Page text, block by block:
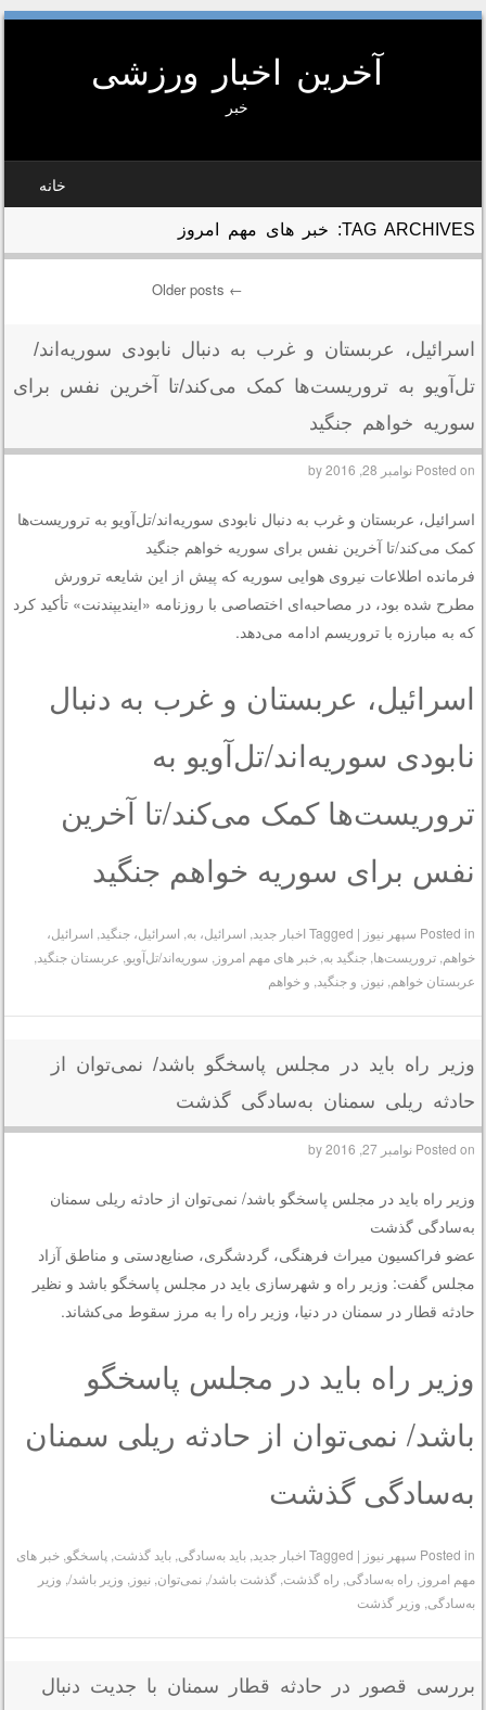
آخرین اخبار ورزشی
خبر
خانه
TAG ARCHIVES: خبر های مهم امروز
Post
←
Older posts
اسرائیل، عربستان و غرب به دنبال نابودی سوریه‌اند/
تل‌آویو به تروریست‌ها کمک می‌کند/تا آخرین نفس برای
سوریه خواهم جنگید
Posted onنوامبر 28, 2016 by
اسرائیل، عربستان و غرب به دنبال نابودی سوریه‌اند/تل‌آویو به تروریست‌ها
کمک می‌کند/تا آخرین نفس برای سوریه خواهم جنگید
فرمانده اطلاعات نیروی هوایی سوریه که پیش از این شایعه ترورش
مطرح شده بود، در مصاحبه‌ای اختصاصی با روزنامه «ایندیپندنت» تأکید کرد
که به مبارزه با تروریسم ادامه می‌دهد.
اسرائیل، عربستان و غرب به دنبال
نابودی سوریه‌اند/تل‌آویو به
تروریست‌ها کمک می‌کند/تا آخرین
نفس برای سوریه خواهم جنگید
Posted inسپهر نیوز |
Taggedاخبار جدید, اسرائیل، به, اسرائیل، جنگید, اسرائیل،
خواهم, تروریست‌ها, جنگید به, خبر های مهم امروز, سوریه‌اند/تل‌آویو, عربستان جنگید,
عربستان خواهم, نیوز, و جنگید, و خواهم
وزیر راه باید در مجلس پاسخگو باشد/ نمی‌توان از
حادثه ریلی سمنان به‌سادگی گذشت
Posted onنوامبر 27, 2016 by
وزیر راه باید در مجلس پاسخگو باشد/ نمی‌توان از حادثه ریلی سمنان
به‌سادگی گذشت
عضو فراکسیون میراث فرهنگی، گردشگری، صنایع‌دستی و مناطق آزاد
مجلس گفت: وزیر راه و شهرسازی باید در مجلس پاسخگو باشد و نظیر
حادثه قطار در سمنان در دنیا، وزیر راه را به مرز سقوط می‌کشاند.
وزیر راه باید در مجلس پاسخگو
باشد/ نمی‌توان از حادثه ریلی سمنان
به‌سادگی گذشت
Posted inسپهر نیوز |
Taggedاخبار جدید, باید به‌سادگی, باید گذشت, پاسخگو, خبر های
مهم امروز, راه به‌سادگی, راه گذشت, گذشت باشد/,نمی‌توان, نیوز, وزیر باشد/,وزیر
به‌سادگی, وزیر گذشت
بررسی قصور در حادثه قطار سمنان با جدیت دنبال